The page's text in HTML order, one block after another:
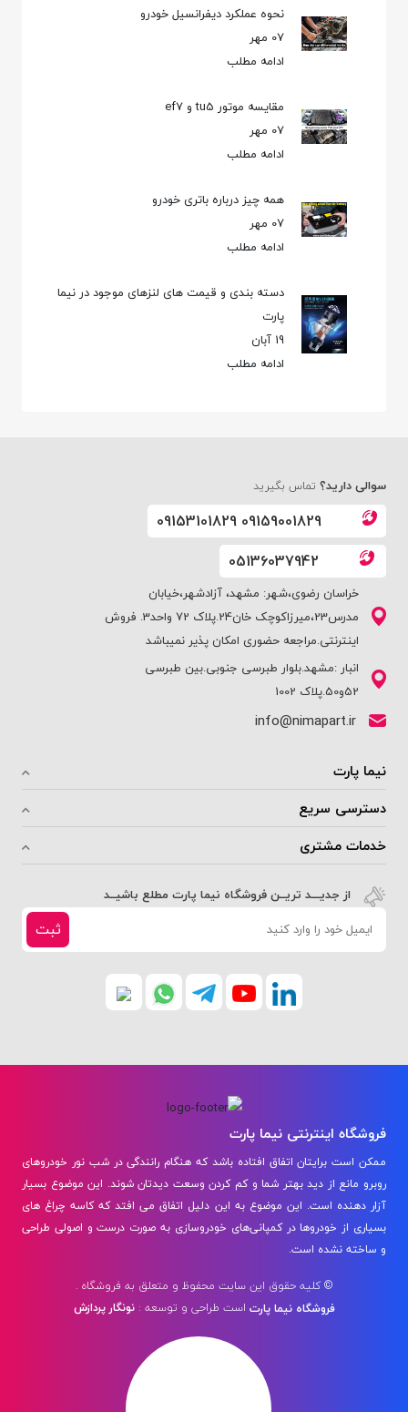
نحوه عملکرد دیفرانسیل خودرو
07 مهر
ادامه مطلب
مقایسه موتور tu5 و ef7
07 مهر
ادامه مطلب
همه چیز درباره باتری خودرو
07 مهر
ادامه مطلب
دسته بندی و قیمت های لنزهای موجود در نیما
پارت
19 آبان
ادامه مطلب
سوالی دارید؟ تماس بگیرید
09153101829 09159001829
05136037942
خراسان رضوی،شهر: مشهد، آزادشهر،خیابان
مدرس23،میرزاکوچک خان24.پلاک 72 واحد3. فروش
اینترنتی.مراجعه حضوری امکان پذیر نمیباشد
انبار :مشهد.بلوار طبرسی جنوبی.بین طبرسی
52و50.پلاک 1002
info@nimapart.ir
نیما پارت
دسترسی سریع
خدمات مشتری
از جدیـــد تریــن فروشگاه نیما پارت مطلع باشیــد
ثبت
فروشگاه اینترنتی نیما پارت
ممکن است برایتان اتفاق افتاده باشد که هنگام رانندگی در شب نور خودروهای
روبرو مانع از دید بهتر شما و کم کردن وسعت دیدتان شوند. این موضوع بسیار
آزار دهنده است. این موضوع به این دلیل اتفاق می افتد که کاسه چراغ‌ های
بسیاری از خودروها در کمپانی‌های خودروسازی به صورت درست و اصولی طراحی
و ساخته نشده است.
© کلیه حقوق این سایت محفوظ و متعلق به فروشگاه .
فروشگاه نیما پارت است طراحی و توسعه :نونگار پردازش